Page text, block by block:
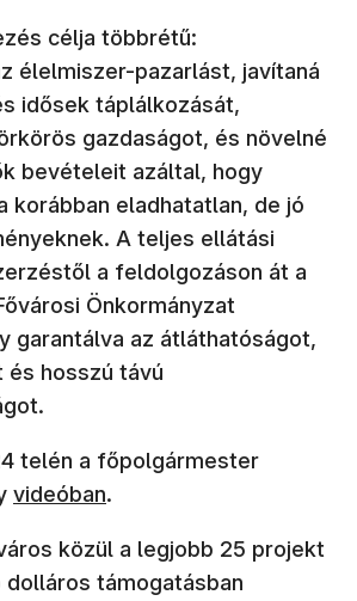
célja többrétű:
élelmiszer-pazarlást, javítaná
idősek táplálkozását,
gazdaságot, és növelné
bevételeit azáltal, hogy
korábban eladhatatlan, de jó
A teljes ellátási
a feldolgozáson át a
Önkormányzat
garantálva az átláthatóságot,
és hosszú távú
telén a főpolgármester
videóban.
közül a legjobb 25 projekt
dolláros támogatásban